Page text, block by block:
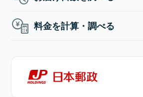
料金を計算・調べる